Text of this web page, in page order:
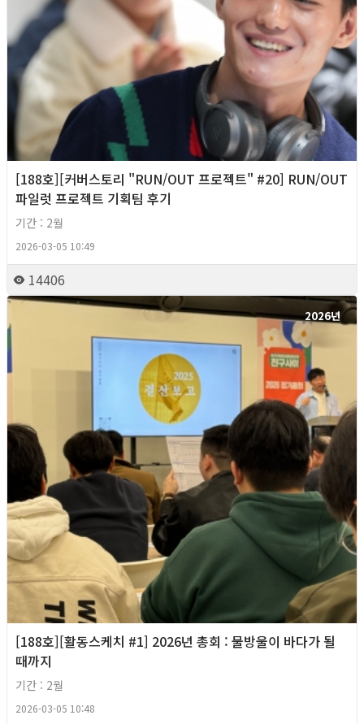
[188호][커버스토리 "RUN/OUT 프로젝트" #20] RUN/OUT
파일럿 프로젝트 기획팀 후기
기간 : 2월
2026-03-05 10:49
14406
2026년
[188호][활동스케치 #1] 2026년 총회 : 물방울이 바다가 될
때까지
기간 : 2월
2026-03-05 10:48